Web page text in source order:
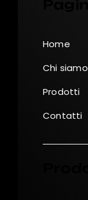
Home
Chi siamo
Prodotti
Contatti